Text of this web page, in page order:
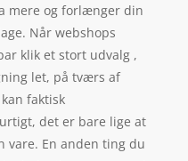
mere og forlænger din
Når webshops
klik et stort udvalg ,
let, på tværs af
faktisk
det er bare lige at
vare. En anden ting du